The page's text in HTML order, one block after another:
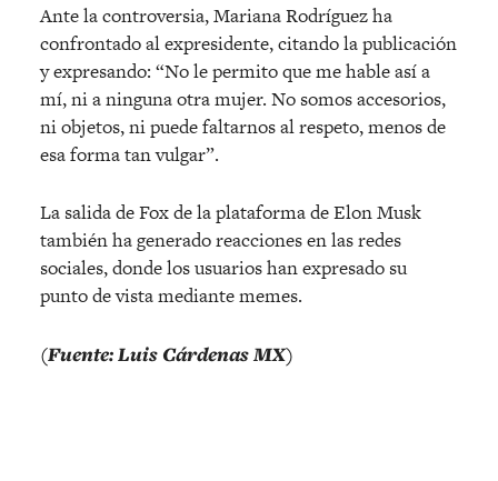
Ante la controversia, Mariana Rodríguez ha
confrontado al expresidente, citando la publicación
y expresando: “No le permito que me hable así a
mí, ni a ninguna otra mujer. No somos accesorios,
ni objetos, ni puede faltarnos al respeto, menos de
esa forma tan vulgar”.
La salida de Fox de la plataforma de Elon Musk
también ha generado reacciones en las redes
sociales, donde los usuarios han expresado su
punto de vista mediante memes.
(Fuente: Luis Cárdenas MX)